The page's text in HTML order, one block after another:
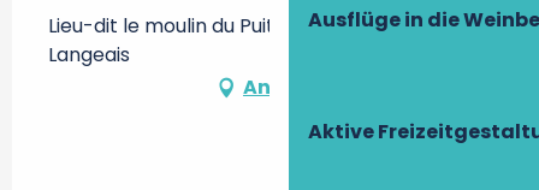
Ausflüge in die
Aktive
Lieu-dit le moulin du Puits, Les Essards, 37130
Langeais
Anfahrt